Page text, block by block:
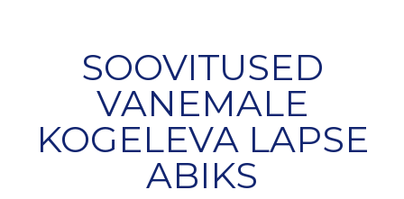
SOOVITUSED
VANEMALE
KOGELEVA LAPSE
ABIKS